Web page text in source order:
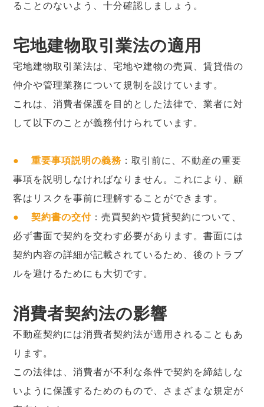
ることのないよう、十分確認しましょう。
宅地建物取引業法の適用
宅地建物取引業法は、宅地や建物の売買、賃貸借の
仲介や管理業務について規制を設けています。
これは、消費者保護を目的とした法律で、業者に対
して以下のことが義務付けられています。
●重要事項説明の義務 ：取引前に、不動産の重要
事項を説明しなければなりません。これにより、顧
客はリスクを事前に理解することができます。
●契約書の交付 ：売買契約や賃貸契約について、
必ず書面で契約を交わす必要があります。書面には
契約内容の詳細が記載されているため、後のトラブ
ルを避けるためにも大切です。
消費者契約法の影響
不動産契約には消費者契約法が適用されることもあ
ります。
この法律は、消費者が不利な条件で契約を締結しな
いように保護するためのもので、さまざまな規定が